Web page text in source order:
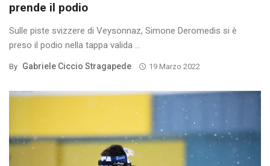
prende il podio
Sulle piste svizzere di Veysonnaz, Simone Deromedis si è
preso il podio nella tappa valida ...
By Gabriele Ciccio Stragapede 19 Marzo 2022